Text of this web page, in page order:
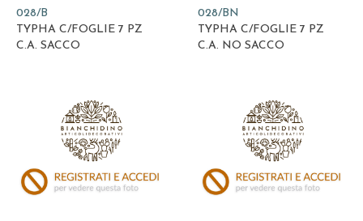
028/B
TYPHA C/FOGLIE 7 PZ
C.A. SACCO
028/BN
TYPHA C/FOGLIE 7 PZ
C.A. NO SACCO